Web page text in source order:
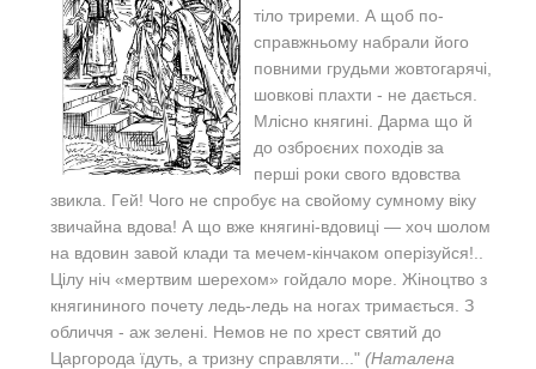
тіло триреми. А щоб по-
справжньому набрали його
повними грудьми жовтогарячі,
шовкові плахти - не дається.
Млісно княгині. Дарма що й
до озброєних походів за
перші роки свого вдовства
звикла. Гей! Чого не спробує на свойому сумному віку
звичайна вдова! А що вже княгині-вдовиці — хоч шолом
на вдовин завой клади та мечем-кінчаком оперізуйся!..
Цілу ніч «мертвим шерехом» гойдало море. Жіноцтво з
княгининого почету ледь-ледь на ногах тримається. З
обличчя - аж зелені. Немов не по хрест святий до
Царгорода їдуть, а тризну справляти..." (Наталена